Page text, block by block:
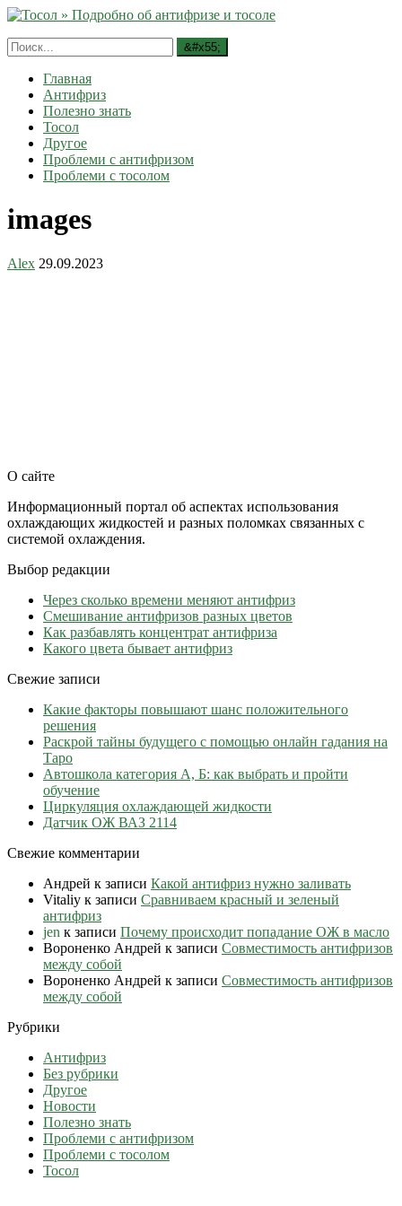
Главная
Антифриз
Полезно знать
Тосол
Другое
Проблеми с антифризом
Проблеми с тосолом
images
Alex 29.09.2023
О сайте
Информационный портал об аспектах использования
охлаждающих жидкостей и разных поломках связанных с
системой охлаждения.
Выбор редакции
Через сколько времени меняют антифриз
Cмешивание антифризов разных цветов
Как разбавлять концентрат антифриза
Какого цвета бывает антифриз
Свежие записи
Какие факторы повышают шанс положительного
решения
Раскрой тайны будущего с помощью онлайн гадания на
Таро
Автошкола категория А, Б: как выбрать и пройти
обучение
Циркуляция охлаждающей жидкости
Датчик ОЖ ВАЗ 2114
Свежие комментарии
Андрей к записи Какой антифриз нужно заливать
Vitaliy к записи Сравниваем красный и зеленый
антифриз
jen к записи Почему происходит попадание ОЖ в масло
Вороненко Андрей к записи Совместимость антифризов
между собой
Вороненко Андрей к записи Совместимость антифризов
между собой
Рубрики
Антифриз
Без рубрики
Другое
Новости
Полезно знать
Проблеми с антифризом
Проблеми с тосолом
Тосол